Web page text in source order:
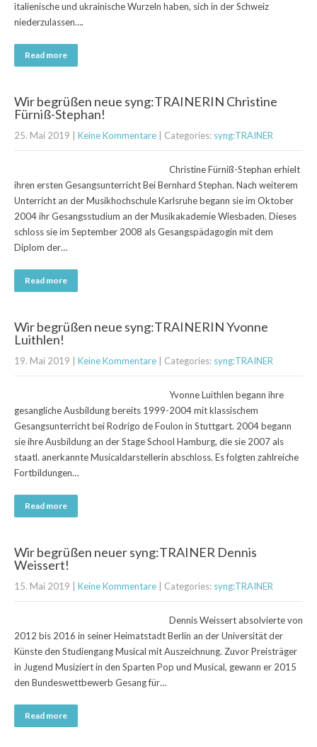
italienische und ukrainische Wurzeln haben, sich in der Schweiz
niederzulassen….
Read more
Wir begrüßen neue syng:TRAINERIN Christine
Fürniß-Stephan!
25. Mai 2019 Keine Kommentare | Categories: syng:TRAINER
Christine Fürniß-Stephan erhielt
ihren ersten Gesangsunterricht Bei Bernhard Stephan. Nach weiterem
Unterricht an der Musikhochschule Karlsruhe begann sie im Oktober
2004 ihr Gesangsstudium an der Musikakademie Wiesbaden. Dieses
schloss sie im September 2008 als Gesangspädagogin mit dem
Diplom der…
Read more
Wir begrüßen neue syng:TRAINERIN Yvonne
Luithlen!
19. Mai 2019 Keine Kommentare | Categories: syng:TRAINER
Yvonne Luithlen begann ihre
gesangliche Ausbildung bereits 1999-2004 mit klassischem
Gesangsunterricht bei Rodrigo de Foulon in Stuttgart. 2004 begann
sie ihre Ausbildung an der Stage School Hamburg, die sie 2007 als
staatl. anerkannte Musicaldarstellerin abschloss. Es folgten zahlreiche
Fortbildungen…
Read more
Wir begrüßen neuer syng:TRAINER Dennis
Weissert!
15. Mai 2019 Keine Kommentare | Categories: syng:TRAINER
Dennis Weissert absolvierte von
2012 bis 2016 in seiner Heimatstadt Berlin an der Universität der
Künste den Studiengang Musical mit Auszeichnung. Zuvor Preisträger
in Jugend Musiziert in den Sparten Pop und Musical, gewann er 2015
den Bundeswettbewerb Gesang für…
Read more